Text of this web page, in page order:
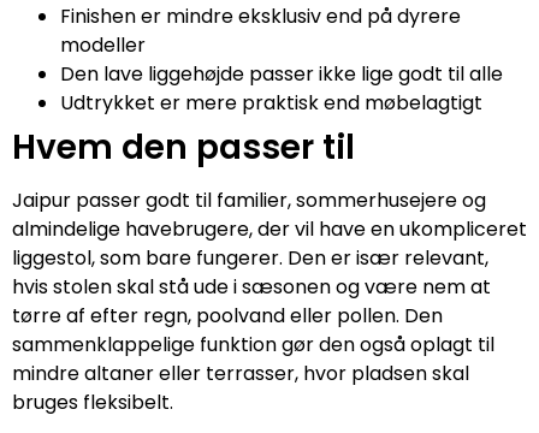
Finishen er mindre eksklusiv end på dyrere
modeller
Den lave liggehøjde passer ikke lige godt til alle
Udtrykket er mere praktisk end møbelagtigt
Hvem den passer til
Jaipur passer godt til familier, sommerhusejere og
almindelige havebrugere, der vil have en ukompliceret
liggestol, som bare fungerer. Den er især relevant,
hvis stolen skal stå ude i sæsonen og være nem at
tørre af efter regn, poolvand eller pollen. Den
sammenklappelige funktion gør den også oplagt til
mindre altaner eller terrasser, hvor pladsen skal
bruges fleksibelt.